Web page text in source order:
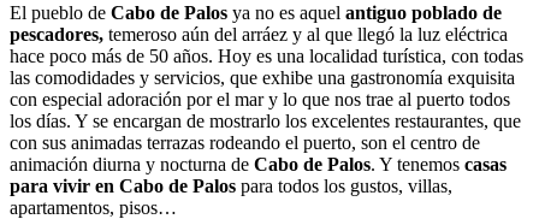
El pueblo de Cabo de Palos ya no es aquel antiguo poblado de
pescadores, temeroso aún del arráez y al que llegó la luz eléctrica
hace poco más de 50 años. Hoy es una localidad turística, con todas
las comodidades y servicios, que exhibe una gastronomía exquisita
con especial adoración por el mar y lo que nos trae al puerto todos
los días. Y se encargan de mostrarlo los excelentes restaurantes, que
con sus animadas terrazas rodeando el puerto, son el centro de
animación diurna y nocturna de Cabo de Palos. Y tenemos casas
para vivir en Cabo de Palos para todos los gustos, villas,
apartamentos, pisos…